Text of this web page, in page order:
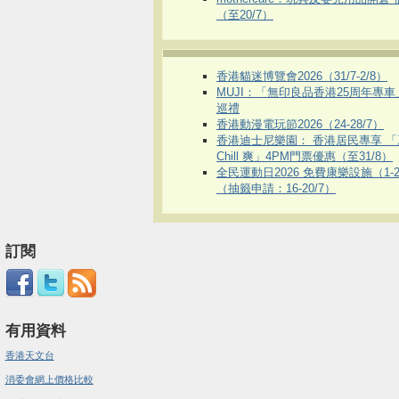
（至20/7）
香港貓迷博覽會2026（31/7-2/8）
MUJI：「無印良品香港25周年專車
巡禮
香港動漫電玩節2026（24-28/7）
香港迪士尼樂園： 香港居民專享 「
Chill 爽」4PM門票優惠（至31/8）
全民運動日2026 免費康樂設施（1-
（抽籤申請：16-20/7）
訂閱
有用資料
香港天文台
消委會網上價格比較